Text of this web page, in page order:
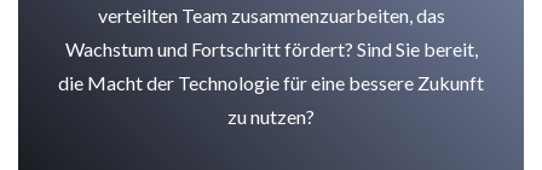
verteilten Team zusammenzuarbeiten, das
Wachstum und Fortschritt fördert? Sind Sie bereit,
die Macht der Technologie für eine bessere Zukunft
zu nutzen?